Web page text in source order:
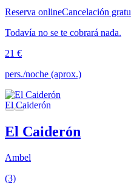
Reserva onlineCancelación
Todavía no se te cobrará nada.
21 €
pers./noche (aprox.)
El Caiderón
Ambel
(3)